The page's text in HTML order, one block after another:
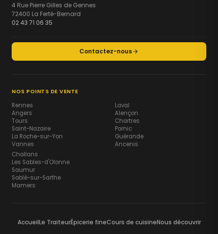
4 Rue Pierre Gilles de Gennes
72400 La Ferté-Bernard
02 43 71 06 35
Contactez-nous
NOS POINTS DE VENTE
Rennes
Angers
Tours
Saint-Nazaire
La Roche-sur-Yon
Vannes
Laval
Alençon
Chartres
Pornic
Guérande
Ancenis
Challans
Les Sables-d'Olonne
Saumur
Sablé-sur-Sarthe
Mamers
AccueilLe TraiteurÉpicerie fineCours de cuisineNous découvrir